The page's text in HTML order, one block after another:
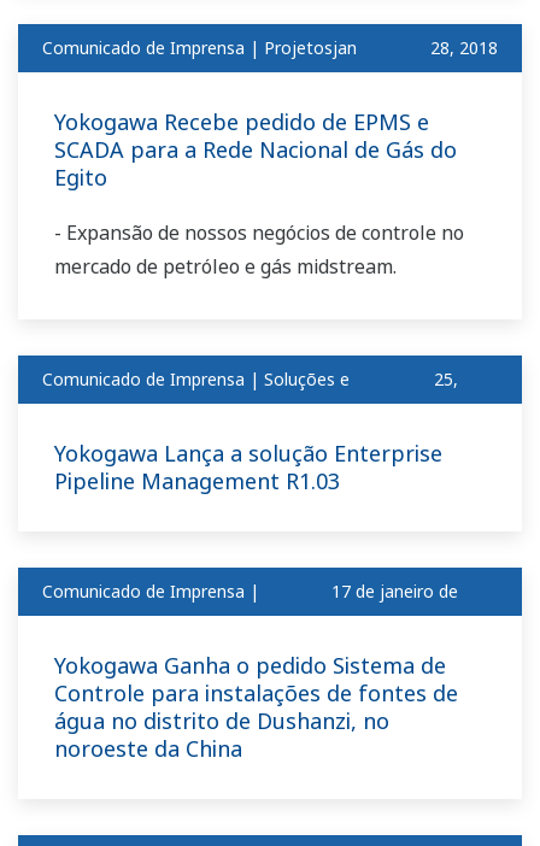
Comunicado de Imprensa | Projetosjan 28, 2018
Yokogawa Recebe pedido de EPMS e
SCADA para a Rede Nacional de Gás do
Egito
- Expansão de nossos negócios de controle no
mercado de petróleo e gás midstream.
Comunicado de Imprensa | Soluções e 25,
Yokogawa Lança a solução Enterprise
Pipeline Management R1.03
Comunicado de Imprensa | 17 de janeiro de
Yokogawa Ganha o pedido Sistema de
Controle para instalações de fontes de
água no distrito de Dushanzi, no
noroeste da China